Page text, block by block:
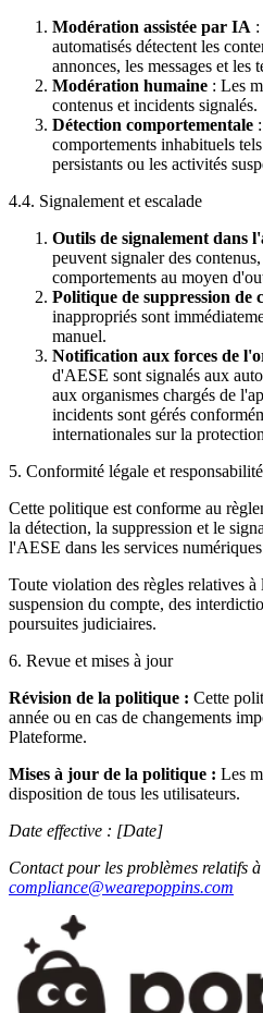
Modération assistée par IA
automatisés détectent les
annonces, les messages et les
Modération humaine : Les
contenus et incidents signalés.
Détection comportementale
comportements inhabituels
persistants ou les activités
4.4. Signalement et escalade
Outils de signalement dans
peuvent signaler des
comportements au moyen
Politique de suppression de
inappropriés sont
manuel.
Notification aux forces de
d'AESE sont signalés aux
aux organismes chargés de
incidents sont gérés
internationales sur la
5. Conformité légale et responsabilité
Cette politique est conforme au
la détection, la suppression et le
l'AESE dans les services
Toute violation des règles relatives
suspension du compte, des
poursuites judiciaires.
6. Revue et mises à jour
Révision de la politique : Cette
année ou en cas de changements
Plateforme.
Mises à jour de la politique : Les
disposition de tous les utilisateurs.
Date effective : [Date]
Contact pour les problèmes relatifs
compliance@wearepoppins.com